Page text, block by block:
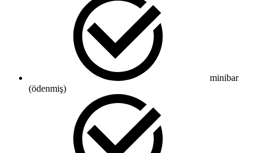
minibar
(ödenmiş)